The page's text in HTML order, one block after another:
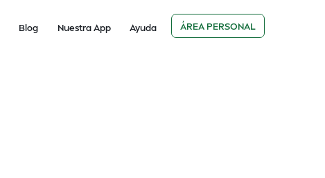
Blog Nuestra App Ayuda ÁREA PERSONAL